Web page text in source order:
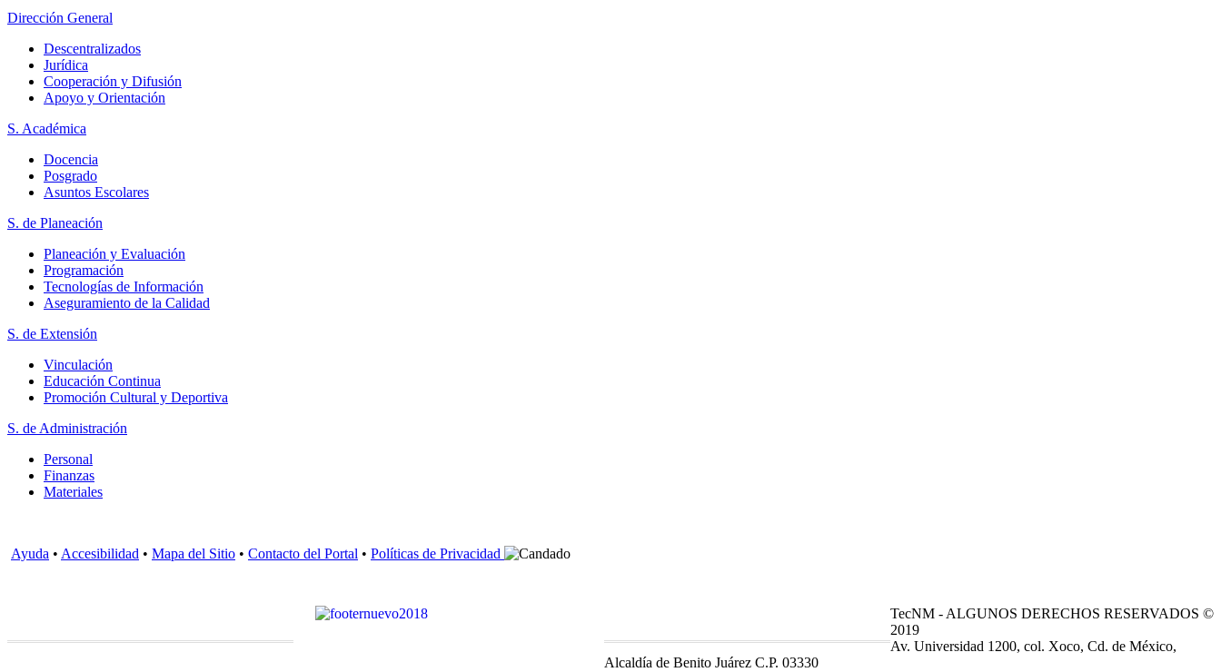
Dirección General
Descentralizados
Jurídica
Cooperación y Difusión
Apoyo y Orientación
S. Académica
Docencia
Posgrado
Asuntos Escolares
S. de Planeación
Planeación y Evaluación
Programación
Tecnologías de Información
Aseguramiento de la Calidad
S. de Extensión
Vinculación
Educación Continua
Promoción Cultural y Deportiva
S. de Administración
Personal
Finanzas
Materiales
Ayuda • Accesibilidad • Mapa del Sitio • Contacto del Portal • Políticas de Privacidad
TecNM - ALGUNOS DERECHOS RESERVADOS ©
2019
Av. Universidad 1200, col. Xoco, Cd. de México,
Alcaldía de Benito Juárez C.P. 03330